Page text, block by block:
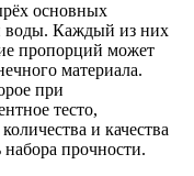
основных
воды. Каждый из них
пропорций может
материала.
при
тесто,
и качества
набора прочности.